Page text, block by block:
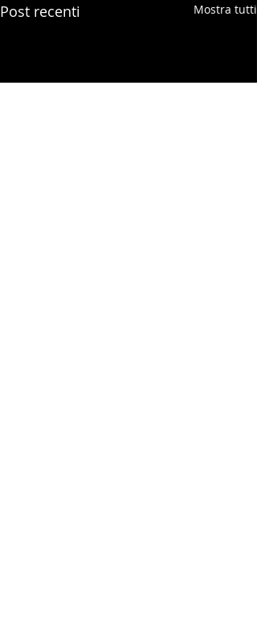
Post recenti Mostra tutti